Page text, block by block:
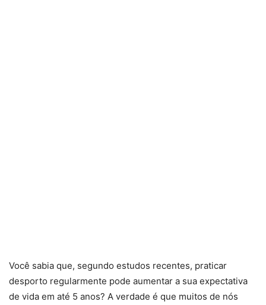
Você sabia que, segundo estudos recentes, praticar
desporto regularmente pode aumentar a sua expectativa
de vida em até 5 anos? A verdade é que muitos de nós